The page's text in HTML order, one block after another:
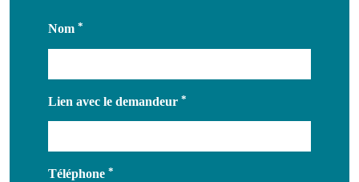
Nom
Lien avec le demandeur
Téléphone